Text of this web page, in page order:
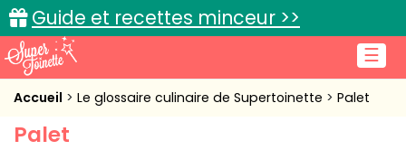
☰
Guide et recettes minceur >>
Accueil
Recettes de cuisine
Accueil Le glossaire culinaire de Supertoinette Palet
Palet